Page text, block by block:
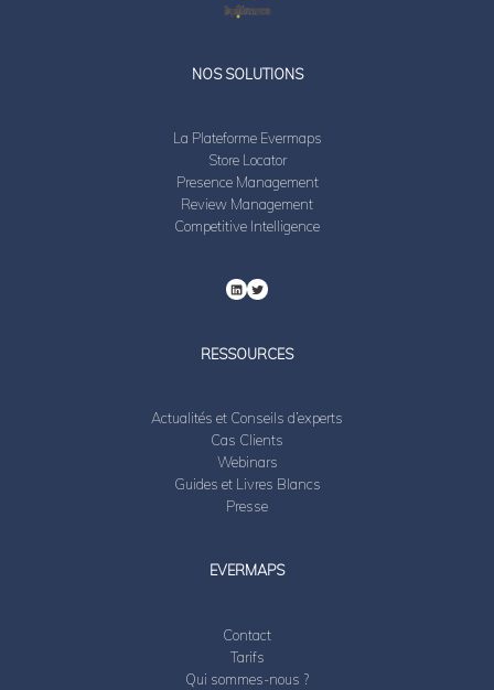
NOS SOLUTIONS
La Plateforme Evermaps
Store Locator
Presence Management
Review Management
Competitive Intelligence
RESSOURCES
Actualités et Conseils d’experts
Cas Clients
Webinars
Guides et Livres Blancs
Presse
EVERMAPS
Contact
Tarifs
Qui sommes-nous ?